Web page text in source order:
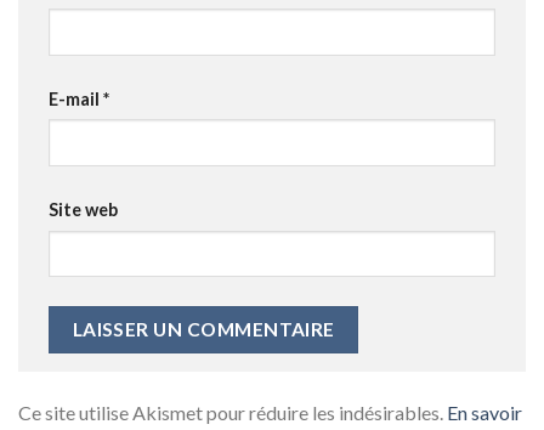
E-mail *
Site web
Ce site utilise Akismet pour réduire les indésirables. En savoir